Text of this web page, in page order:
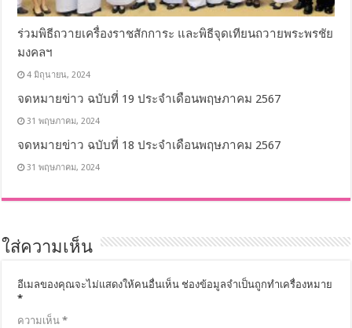
ร่วมพิธีถวายเครื่องราชสักการะ และพิธีจุดเทียนถวายพระพรชัย
มงคลฯ
4 มิถุนายน, 2024
จดหมายข่าว ฉบับที่ 19 ประจำเดือนพฤษภาคม 2567
31 พฤษภาคม, 2024
จดหมายข่าว ฉบับที่ 18 ประจำเดือนพฤษภาคม 2567
31 พฤษภาคม, 2024
ใส่ความเห็น
อีเมลของคุณจะไม่แสดงให้คนอื่นเห็น ช่องข้อมูลจำเป็นถูกทำเครื่องหมาย
*
ความเห็น*